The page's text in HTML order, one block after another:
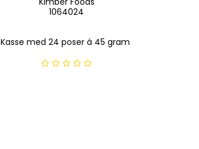
1064024
Kasse med 24 poser á 45 gram